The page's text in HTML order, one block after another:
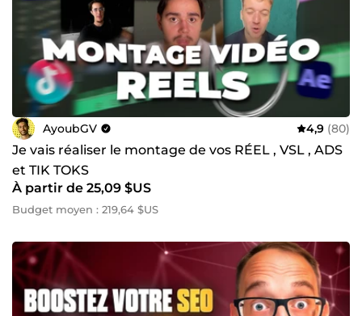
AyoubGV 4,9 (80)
Je vais réaliser le montage de vos RÉEL , VSL , ADS
et TIK TOKS
À partir de 25,09 $US
Budget moyen : 219,64 $US